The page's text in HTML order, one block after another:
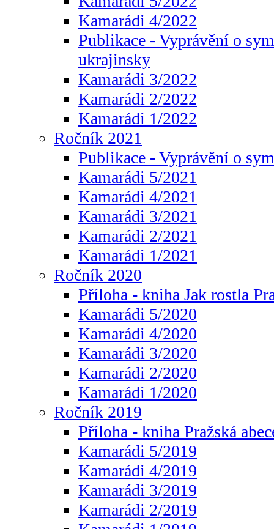
Kamarádi 4/2022
Publikace - Vyprávění o
ukrajinsky
Kamarádi 3/2022
Kamarádi 2/2022
Kamarádi 1/2022
Ročník 2021
Publikace - Vyprávění o
Kamarádi 5/2021
Kamarádi 4/2021
Kamarádi 3/2021
Kamarádi 2/2021
Kamarádi 1/2021
Ročník 2020
Příloha - kniha Jak rostla
Kamarádi 5/2020
Kamarádi 4/2020
Kamarádi 3/2020
Kamarádi 2/2020
Kamarádi 1/2020
Ročník 2019
Příloha - kniha Pražská
Kamarádi 5/2019
Kamarádi 4/2019
Kamarádi 3/2019
Kamarádi 2/2019